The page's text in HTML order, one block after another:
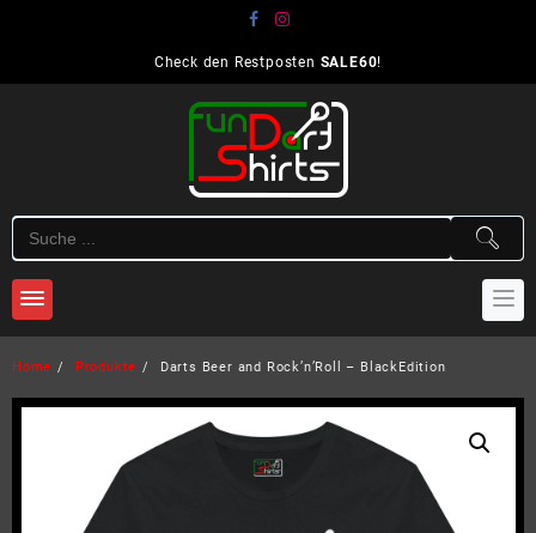
Check den Restposten SALE60!
Home Produkte Darts Beer and Rock’n’Roll – BlackEdition